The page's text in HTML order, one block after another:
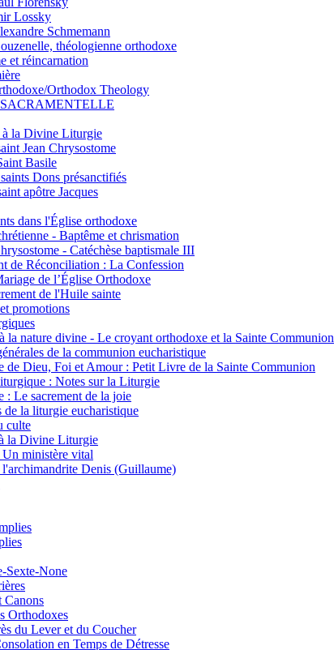
Lossky
Schmemann
théologienne orthodoxe
et réincarnation
Orthodox Theology
la Divine Liturgie
Jean Chrysostome
Basile
Dons présanctifiés
apôtre Jacques
dans l'Église orthodoxe
- Baptême et chrismation
- Catéchèse baptismale III
de Réconciliation : La Confession
de l’Église Orthodoxe
de l'Huile sainte
promotions
la nature divine - Le croyant orthodoxe et la Sainte Communion
de la communion eucharistique
de Dieu, Foi et Amour : Petit Livre de la Sainte Communion
: Notes sur la Liturgie
: Le sacrement de la joie
de la liturgie eucharistique
culte
la Divine Liturgie
ministère vital
l'archimandrite Denis (Guillaume)
Sexte-None
Canons
Orthodoxes
du Lever et du Coucher
en Temps de Détresse